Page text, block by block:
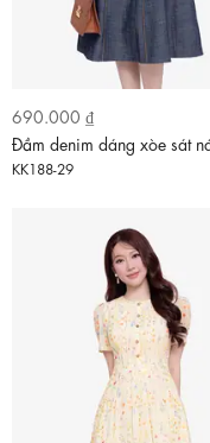
690.000 ₫
Đầm denim dáng xòe sát
KK188-29